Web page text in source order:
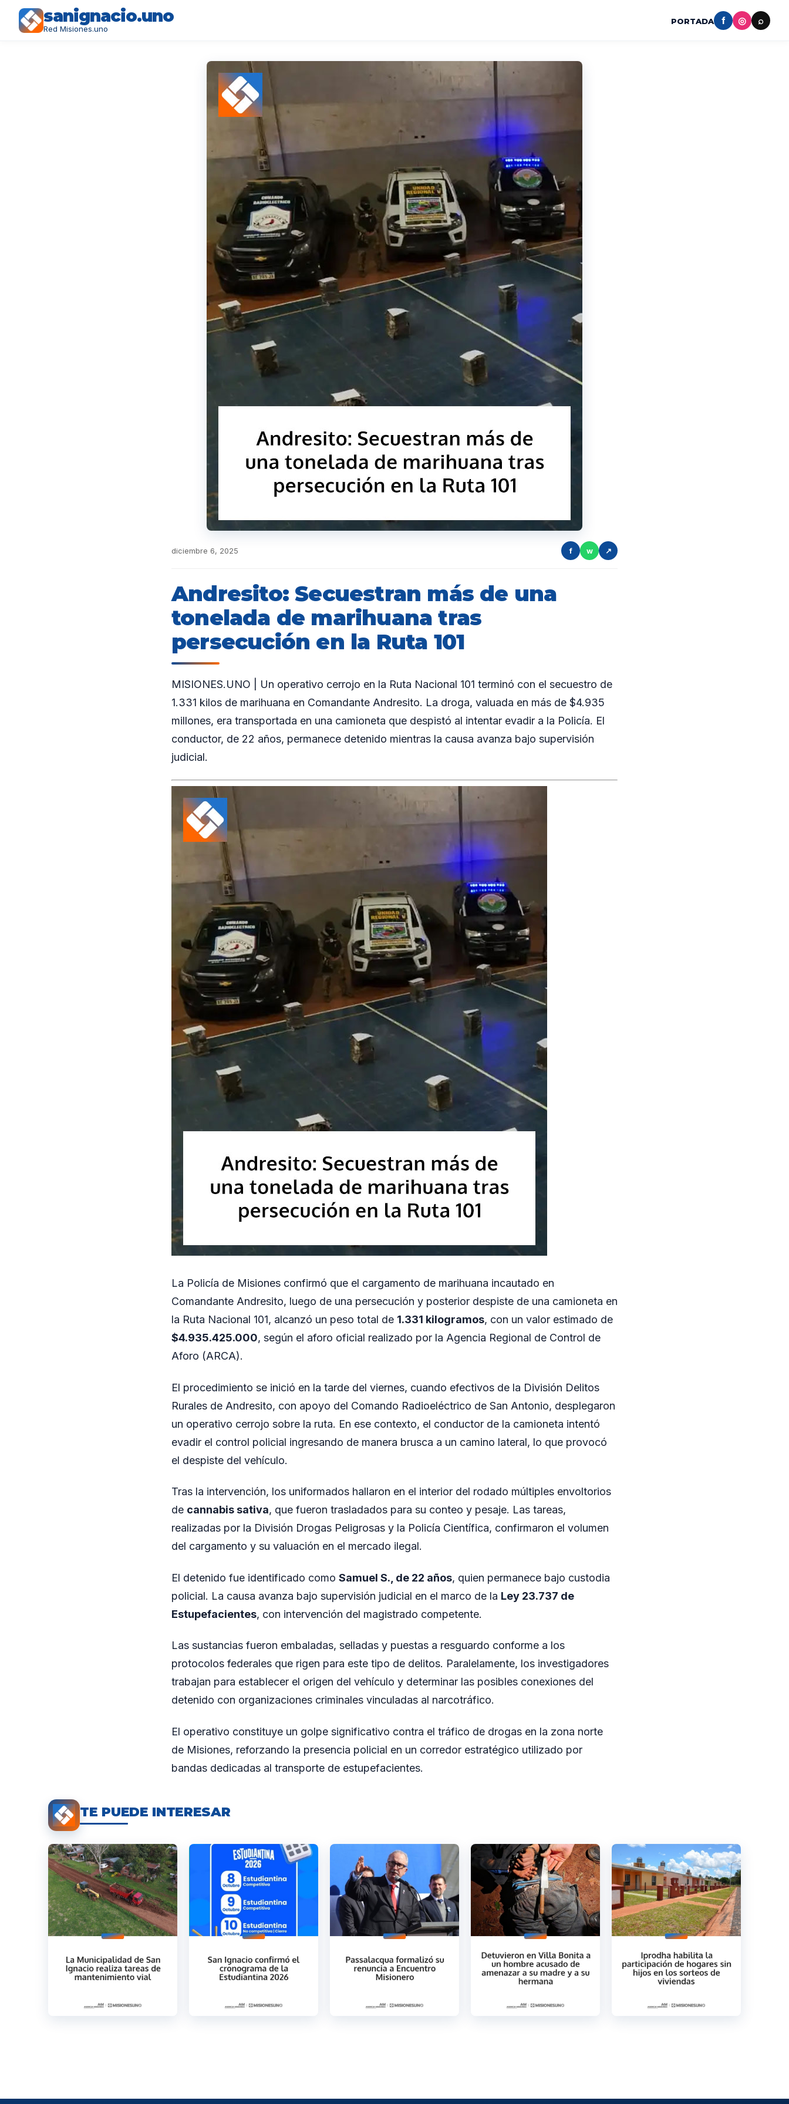
sanignacio.uno
Red Misiones.uno
PORTADA f ◎ ⌕
diciembre 6, 2025 f w ↗
Andresito: Secuestran más de una
tonelada de marihuana tras
persecución en la Ruta 101
MISIONES.UNO | Un operativo cerrojo en la Ruta Nacional 101 terminó con el secuestro de
1.331 kilos de marihuana en Comandante Andresito. La droga, valuada en más de $4.935
millones, era transportada en una camioneta que despistó al intentar evadir a la Policía. El
conductor, de 22 años, permanece detenido mientras la causa avanza bajo supervisión
judicial.
La Policía de Misiones confirmó que el cargamento de marihuana incautado en
Comandante Andresito, luego de una persecución y posterior despiste de una camioneta en
la Ruta Nacional 101, alcanzó un peso total de 1.331 kilogramos, con un valor estimado de
$4.935.425.000, según el aforo oficial realizado por la Agencia Regional de Control de
Aforo (ARCA).
El procedimiento se inició en la tarde del viernes, cuando efectivos de la División Delitos
Rurales de Andresito, con apoyo del Comando Radioeléctrico de San Antonio, desplegaron
un operativo cerrojo sobre la ruta. En ese contexto, el conductor de la camioneta intentó
evadir el control policial ingresando de manera brusca a un camino lateral, lo que provocó
el despiste del vehículo.
Tras la intervención, los uniformados hallaron en el interior del rodado múltiples envoltorios
de cannabis sativa, que fueron trasladados para su conteo y pesaje. Las tareas,
realizadas por la División Drogas Peligrosas y la Policía Científica, confirmaron el volumen
del cargamento y su valuación en el mercado ilegal.
El detenido fue identificado como Samuel S., de 22 años, quien permanece bajo custodia
policial. La causa avanza bajo supervisión judicial en el marco de la Ley 23.737 de
Estupefacientes, con intervención del magistrado competente.
Las sustancias fueron embaladas, selladas y puestas a resguardo conforme a los
protocolos federales que rigen para este tipo de delitos. Paralelamente, los investigadores
trabajan para establecer el origen del vehículo y determinar las posibles conexiones del
detenido con organizaciones criminales vinculadas al narcotráfico.
El operativo constituye un golpe significativo contra el tráfico de drogas en la zona norte
de Misiones, reforzando la presencia policial en un corredor estratégico utilizado por
bandas dedicadas al transporte de estupefacientes.
TE PUEDE INTERESAR